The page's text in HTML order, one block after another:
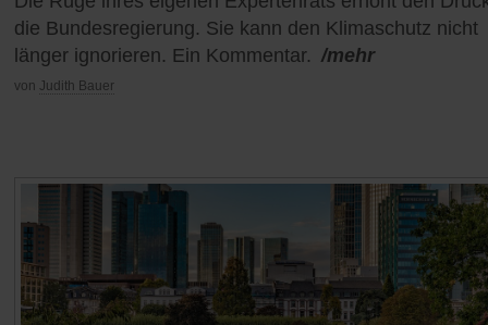
die Bundesregierung. Sie kann den Klimaschutz nicht
länger ignorieren. Ein Kommentar. /mehr
von Judith Bauer